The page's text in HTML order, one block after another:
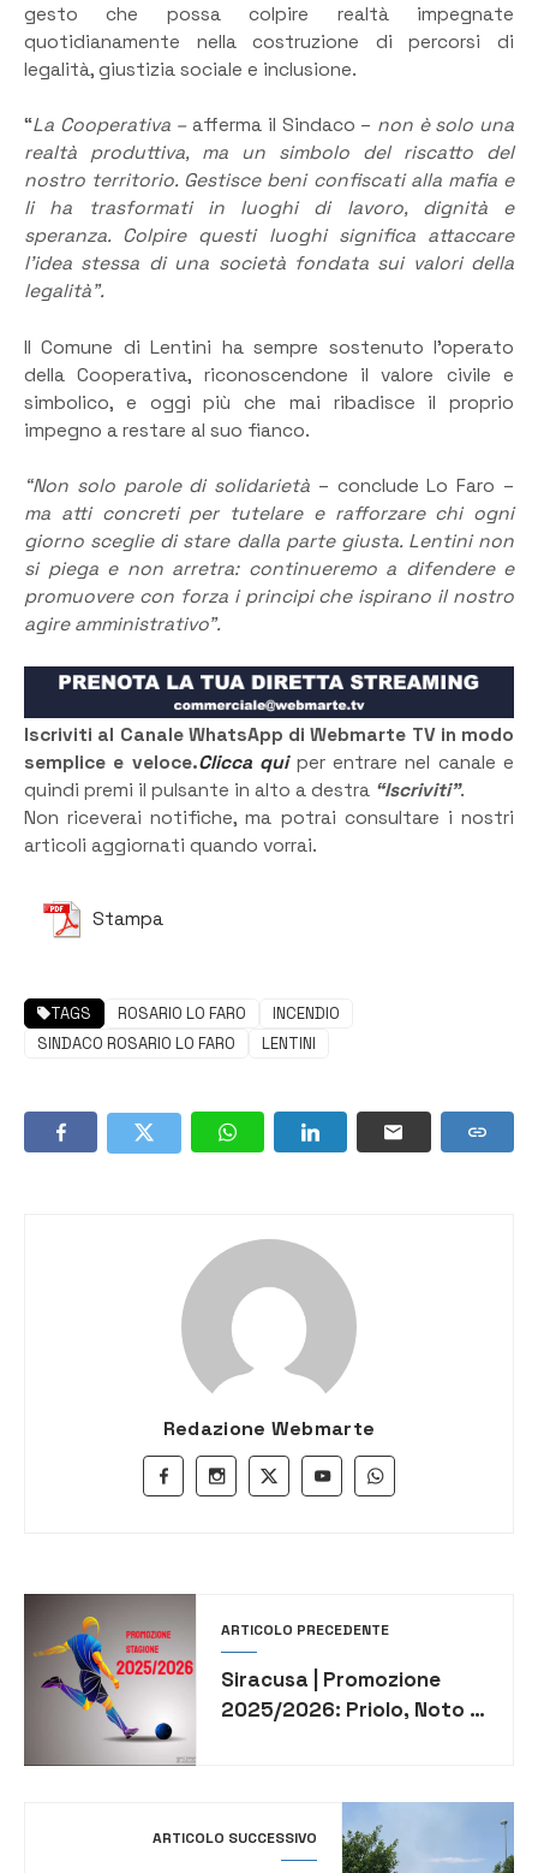
gesto che possa colpire realtà impegnate
quotidianamente nella costruzione di percorsi di
legalità, giustizia sociale e inclusione.
“La Cooperativa –afferma il Sindaco – non è solo una
realtà produttiva, ma un simbolo del riscatto del
nostro territorio. Gestisce beni confiscati alla mafia e
li ha trasformati in luoghi di lavoro, dignità e
speranza. Colpire questi luoghi significa attaccare
l’idea stessa di una società fondata sui valori della
legalità”.
Il Comune di Lentini ha sempre sostenuto l’operato
della Cooperativa, riconoscendone il valore civile e
simbolico, e oggi più che mai ribadisce il proprio
impegno a restare al suo fianco.
“Non solo parole di solidarietà – conclude Lo Faro –
ma atti concreti per tutelare e rafforzare chi ogni
giorno sceglie di stare dalla parte giusta. Lentini non
si piega e non arretra: continueremo a difendere e
promuovere con forza i principi che ispirano il nostro
agire amministrativo”.
Iscriviti al Canale WhatsApp di Webmarte TV in modo
semplice e veloce.Clicca quiper entrare nel canale e
quindi premi il pulsante in alto a destra “Iscriviti”.
Non riceverai notifiche, ma potrai consultare i nostri
articoli aggiornati quando vorrai.
Stampa
TAGS ROSARIO LO FARO
INCENDIO
SINDACO ROSARIO LO FARO
LENTINI
Redazione Webmarte
ARTICOLO PRECEDENTE
Siracusa | Promozione
2025/2026: Priolo, Noto e
ARTICOLO SUCCESSIVO